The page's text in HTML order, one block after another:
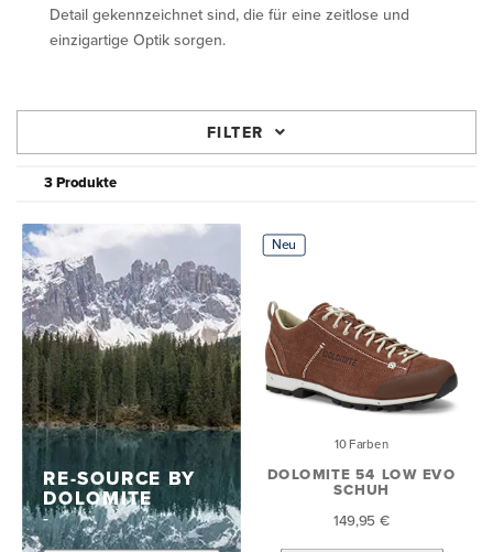
Detail gekennzeichnet sind, die für eine zeitlose und
einzigartige Optik sorgen.
FILTER
3 Produkte
RE-SOURCE BY
DOLOMITE
Neu
10 Farben
DOLOMITE 54 LOW EVO
SCHUH
149,95 €